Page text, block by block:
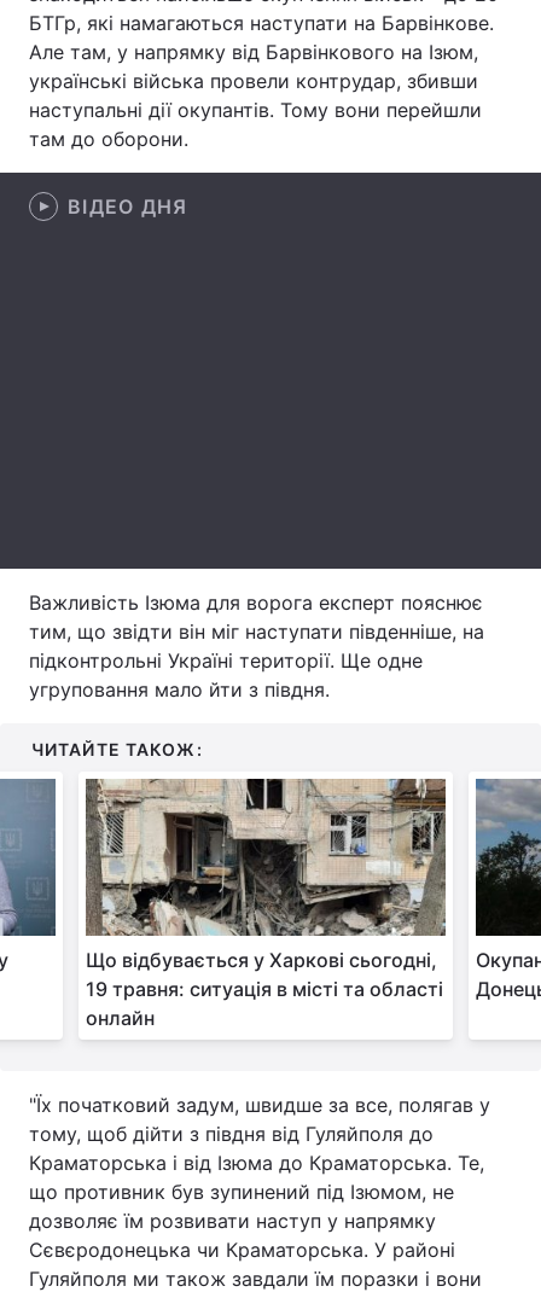
Здоров'я Туризм
Цікавинки Погода
Екологія Регіони
БТГр, які намагаються наступати на Барвінкове.
Але там, у напрямку від Барвінкового на Ізюм,
українські війська провели контрудар, збивши
наступальні дії окупантів. Тому вони перейшли
там до оборони.
ВІДЕО ДНЯ
Важливість Ізюма для ворога експерт пояснює
тим, що звідти він міг наступати південніше, на
підконтрольні Україні території. Ще одне
угруповання мало йти з півдня.
ЧИТАЙТЕ ТАКОЖ:
Що відбувається у Харкові сьогодні,
19 травня: ситуація в місті та області
онлайн
"Їх початковий задум, швидше за все, полягав у
тому, щоб дійти з півдня від Гуляйполя до
Краматорська і від Ізюма до Краматорська. Те,
що противник був зупинений під Ізюмом, не
дозволяє їм розвивати наступ у напрямку
Сєвєродонецька чи Краматорська. У районі
Гуляйполя ми також завдали їм поразки і вони